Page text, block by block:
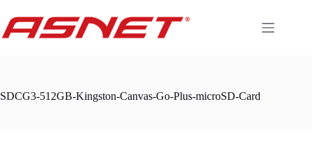
content
SDCG3-512GB-Kingston-Canvas-Go-Plus-microSD-Card